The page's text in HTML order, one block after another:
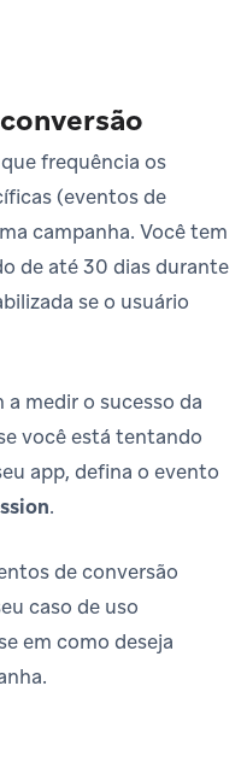
frequência os
(eventos de
campanha. Você tem
de até 30 dias durante
se o usuário
medir o sucesso da
você está tentando
app, defina o evento
.
de conversão
caso de uso
em como deseja